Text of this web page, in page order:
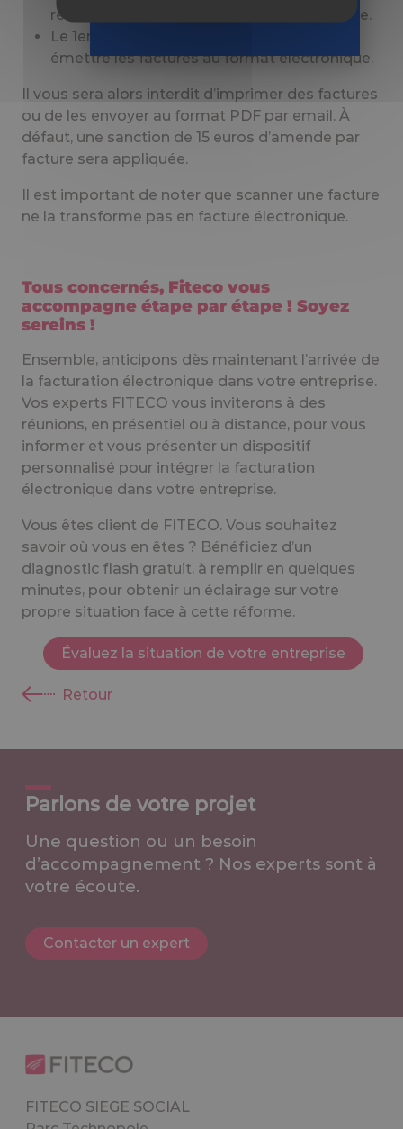
recevoir les factures au format électronique.
Le 1er janvier 2026 : vous devrez pouvoir
émettre les factures au format électronique.
Il vous sera alors interdit d’imprimer des factures
ou de les envoyer au format PDF par email. À
défaut, une sanction de 15 euros d’amende par
facture sera appliquée.
Il est important de noter que scanner une facture
ne la transforme pas en facture électronique.
Tous concernés, Fiteco vous
accompagne étape par étape ! Soyez
sereins !
Ensemble, anticipons dès maintenant l’arrivée de
la facturation électronique dans votre entreprise.
Vos experts FITECO vous inviterons à des
réunions, en présentiel ou à distance, pour vous
informer et vous présenter un dispositif
personnalisé pour intégrer la facturation
électronique dans votre entreprise.
Vous êtes client de FITECO. Vous souhaitez
savoir où vous en êtes ? Bénéficiez d’un
diagnostic flash gratuit, à remplir en quelques
minutes, pour obtenir un éclairage sur votre
propre situation face à cette réforme.
Évaluez la situation de votre entreprise
Retour
Parlons de votre projet
Une question ou un besoin
d’accompagnement ? Nos experts sont à
votre écoute.
Contacter un expert
FITECO SIEGE SOCIAL